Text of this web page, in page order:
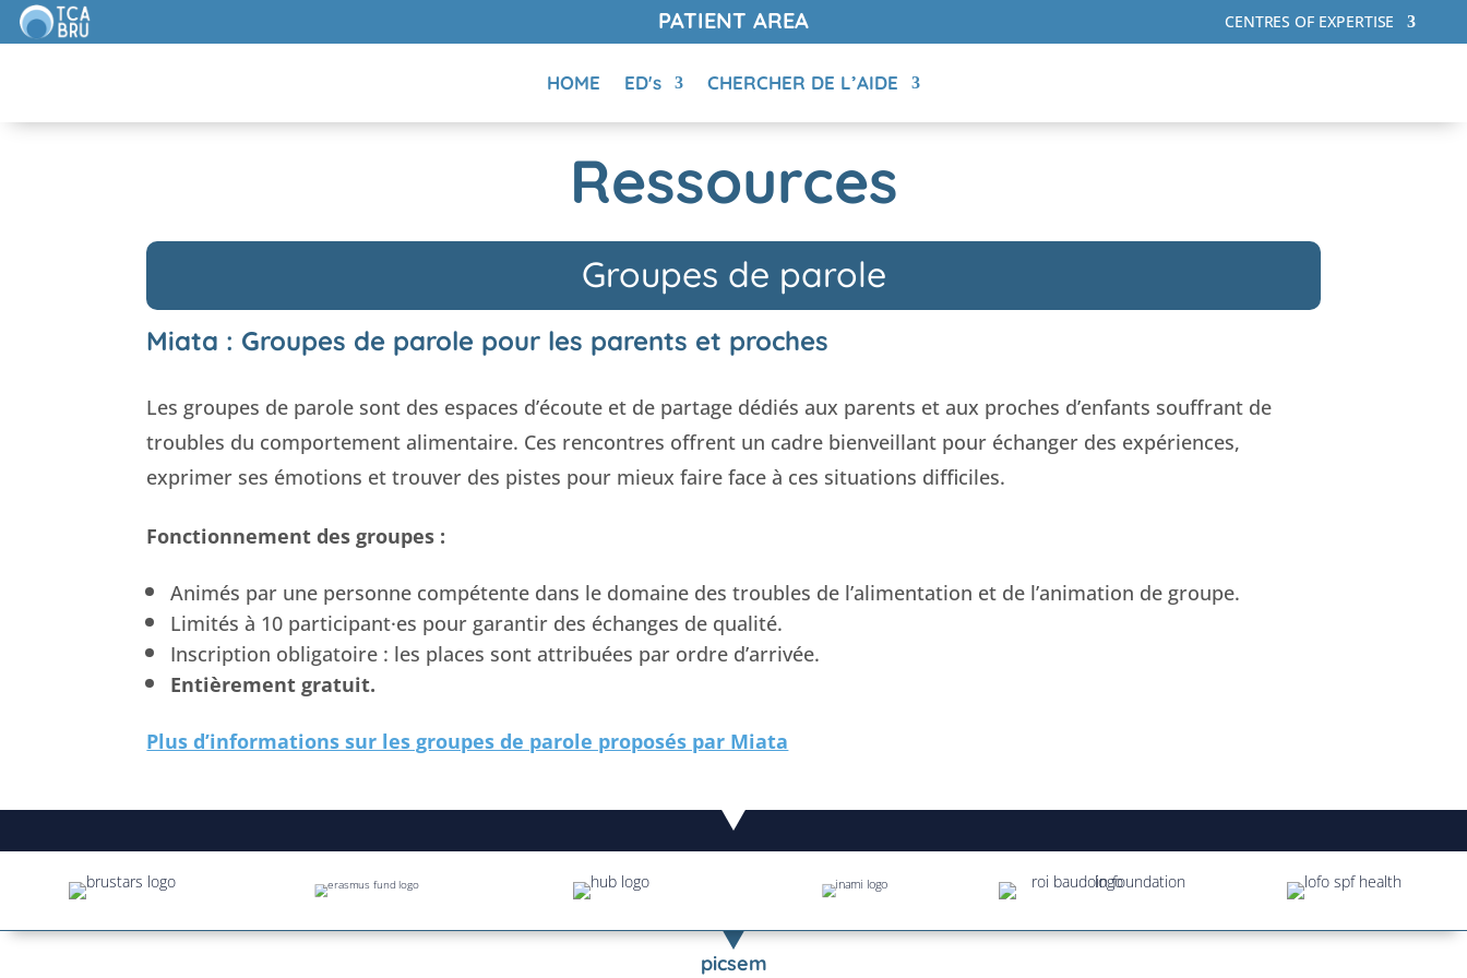
PATIENT AREA CENTRES OF EXPERTISE
HOME ED's CHERCHER DE L’AIDE
Ressources
Groupes de parole
Miata : Groupes de parole pour les parents et proches
Les groupes de parole sont des espaces d’écoute et de partage dédiés aux parents et aux proches d’enfants souffrant de
troubles du comportement alimentaire. Ces rencontres offrent un cadre bienveillant pour échanger des expériences,
exprimer ses émotions et trouver des pistes pour mieux faire face à ces situations difficiles.
Fonctionnement des groupes :
Animés par une personne compétente dans le domaine des troubles de l’alimentation et de l’animation de groupe.
Limités à 10 participant·es pour garantir des échanges de qualité.
Inscription obligatoire : les places sont attribuées par ordre d’arrivée.
Entièrement gratuit.
Plus d’informations sur les groupes de parole proposés par Miata
picsem